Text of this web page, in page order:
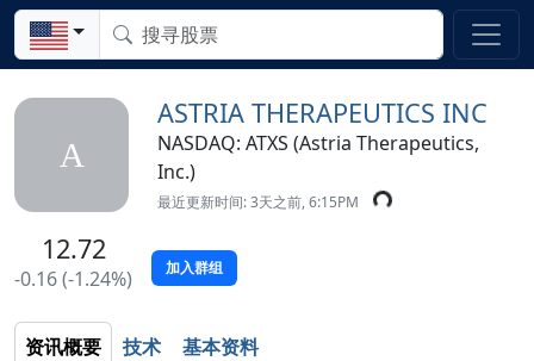
A
ASTRIA THERAPEUTICS INC
NASDAQ: ATXS (Astria Therapeutics,
Inc.)
最近更新时间: 3天之前, 6:15PM
12.72
-0.16 (-1.24%) 加入群组
资讯概要 技术 基本资料